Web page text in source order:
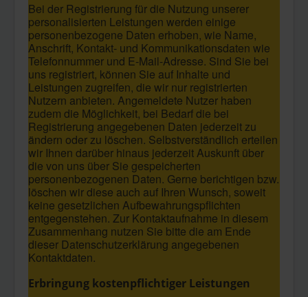
Bei der Registrierung für die Nutzung unserer
personalisierten Leistungen werden einige
personenbezogene Daten erhoben, wie Name,
Anschrift, Kontakt- und Kommunikationsdaten wie
Telefonnummer und E-Mail-Adresse. Sind Sie bei
uns registriert, können Sie auf Inhalte und
Leistungen zugreifen, die wir nur registrierten
Nutzern anbieten. Angemeldete Nutzer haben
zudem die Möglichkeit, bei Bedarf die bei
Registrierung angegebenen Daten jederzeit zu
ändern oder zu löschen. Selbstverständlich erteilen
wir Ihnen darüber hinaus jederzeit Auskunft über
die von uns über Sie gespeicherten
personenbezogenen Daten. Gerne berichtigen bzw.
löschen wir diese auch auf Ihren Wunsch, soweit
keine gesetzlichen Aufbewahrungspflichten
entgegenstehen. Zur Kontaktaufnahme in diesem
Zusammenhang nutzen Sie bitte die am Ende
dieser Datenschutzerklärung angegebenen
Kontaktdaten.
Erbringung kostenpflichtiger Leistungen